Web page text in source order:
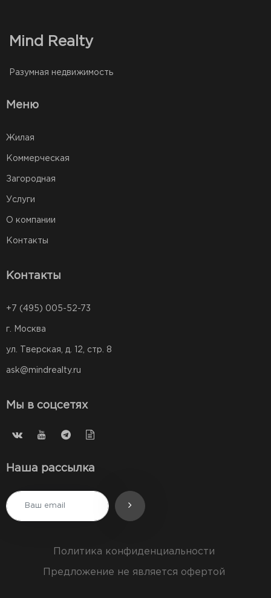
Mind Realty
Разумная недвижимость
Меню
Жилая
Коммерческая
Загородная
Услуги
О компании
Контакты
Контакты
+7 (495) 005-52-73
г. Москва
ул. Тверская, д. 12, стр. 8
ask@mindrealty.ru
Мы в соцсетях
Наша рассылка
Политика конфиденциальности
Предложение не является офертой